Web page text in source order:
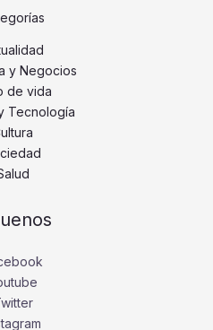
y Negocios
de vida
Tecnología